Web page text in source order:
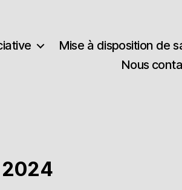
Mise à disposition de
Nous
2024